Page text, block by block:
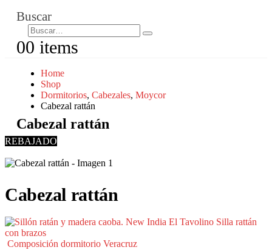
Buscar
00 items
Home
Shop
Dormitorios,Cabezales,Moycor
Cabezal rattán
Cabezal rattán
REBAJADO
Cabezal rattán
Silla rattán
con brazos
Composición dormitorio Veracruz